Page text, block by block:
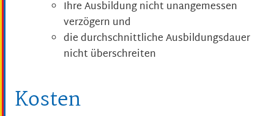
Ihre Ausbildung nicht unangemessen
verzögern und
die durchschnittliche Ausbildungsdauer
nicht überschreiten
Kosten